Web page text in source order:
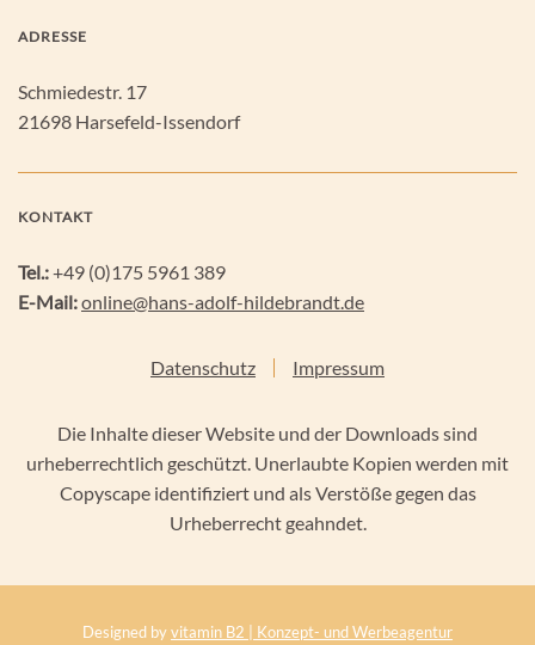
ADRESSE
Schmiedestr. 17
21698 Harsefeld-Issendorf
KONTAKT
Tel.:+49 (0)175 5961 389
E-Mail:online@hans-adolf-hildebrandt.de
Datenschutz Impressum
Die Inhalte dieser Website und der Downloads sind
urheberrechtlich geschützt. Unerlaubte Kopien werden mit
Copyscape identifiziert und als Verstöße gegen das
Urheberrecht geahndet.
Designed byvitamin B2 | Konzept- und Werbeagentur